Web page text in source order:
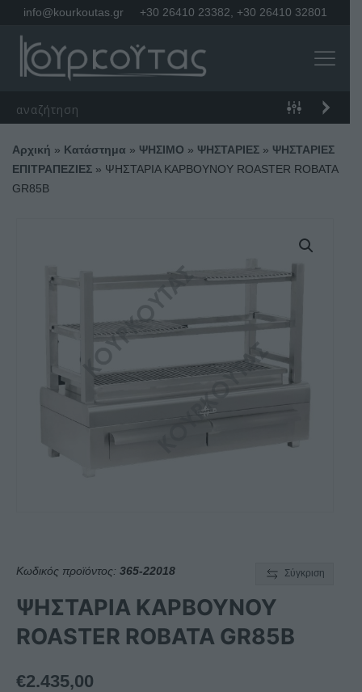
info@kourkoutas.gr +30 26410 23382 +30 26410 32801
Αρχική » Κατάστημα » ΨΗΣΙΜΟ » ΨΗΣΤΑΡΙΕΣ » ΨΗΣΤΑΡΙΕΣ
ΕΠΙΤΡΑΠΕΖΙΕΣ » ΨΗΣΤΑΡΙΑ ΚΑΡΒΟΥΝΟΥ ROASTER ROBATA
GR85B
Κωδικός προϊόντος: 365-22018 Σύγκριση
ΨΗΣΤΑΡΙΑ ΚΑΡΒΟΥΝΟΥ
ROASTER ROBATA GR85B
€2.435,00